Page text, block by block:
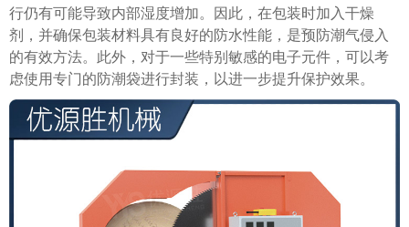
行仍有可能导致内部湿度增加。因此，在包装时加入干燥
剂，并确保包装材料具有良好的防水性能，是预防潮气侵入
的有效方法。此外，对于一些特别敏感的电子元件，可以考
虑使用专门的防潮袋进行封装，以进一步提升保护效果。